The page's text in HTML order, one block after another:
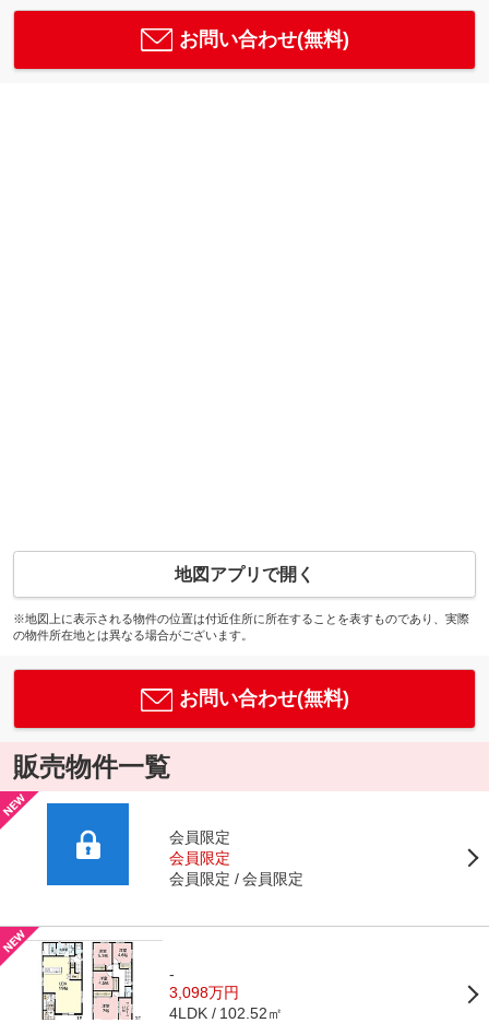
お問い合わせ(無料)
地図アプリで開く
※地図上に表示される物件の位置は付近住所に所在することを表すものであり、実際
の物件所在地とは異なる場合がございます。
お問い合わせ(無料)
販売物件一覧
会員限定
会員限定
会員限定
会員限定
-
3,098万円
4LDK 102.52㎡